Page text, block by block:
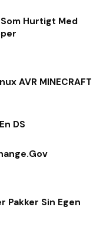
Som Hurtigt Med
AVR MINECRAFT
DS
Pakker Sin Egen